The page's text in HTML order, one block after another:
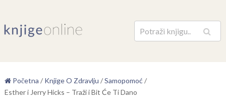
Pretraga
Početna / Knjige O Zdravlju /Samopomoć /
Esther i Jerry Hicks – Traži i Bit Će Ti Dano